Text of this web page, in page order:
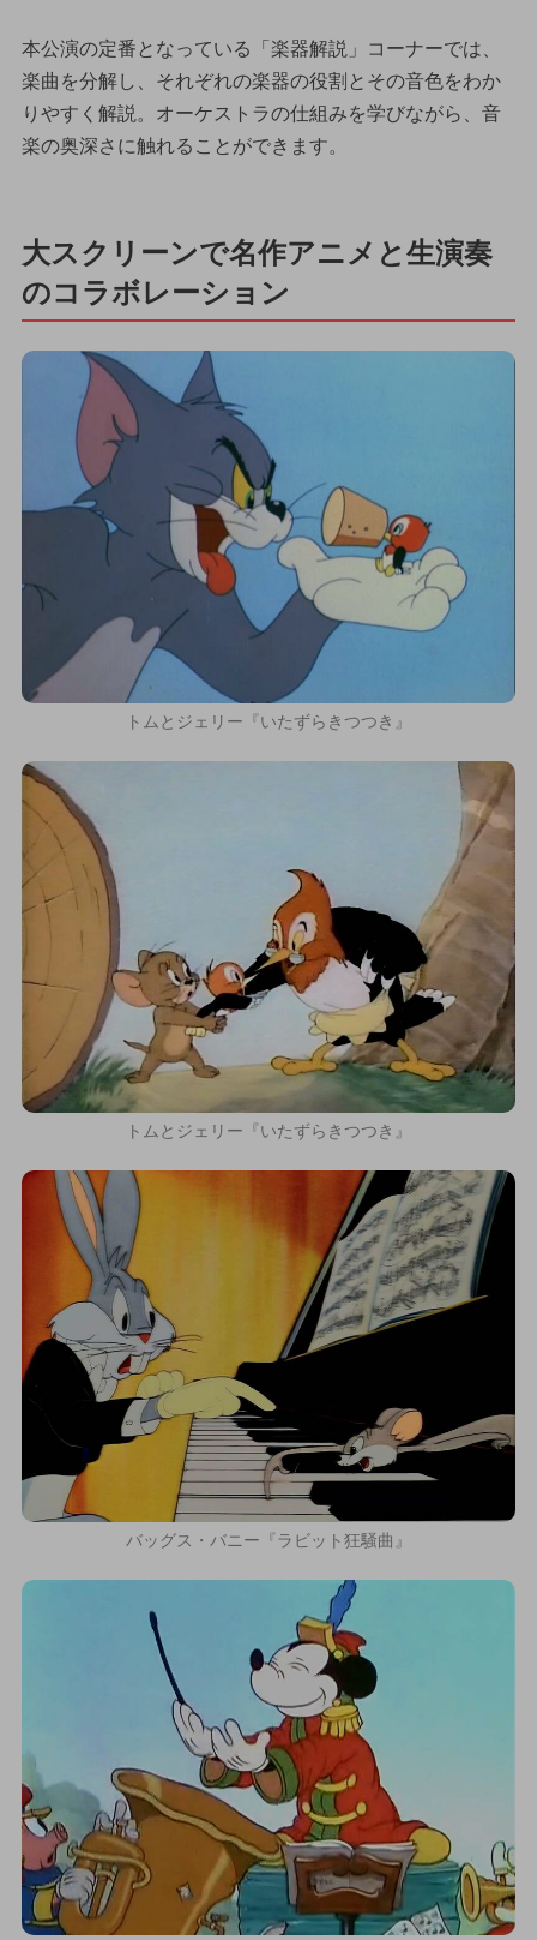
本公演の定番となっている「楽器解説」コーナーでは、
楽曲を分解し、それぞれの楽器の役割とその音色をわか
りやすく解説。オーケストラの仕組みを学びながら、音
楽の奥深さに触れることができます。
大スクリーンで名作アニメと生演奏
のコラボレーション
トムとジェリー『いたずらきつつき』
トムとジェリー『いたずらきつつき』
バッグス・バニー『ラビット狂騒曲』